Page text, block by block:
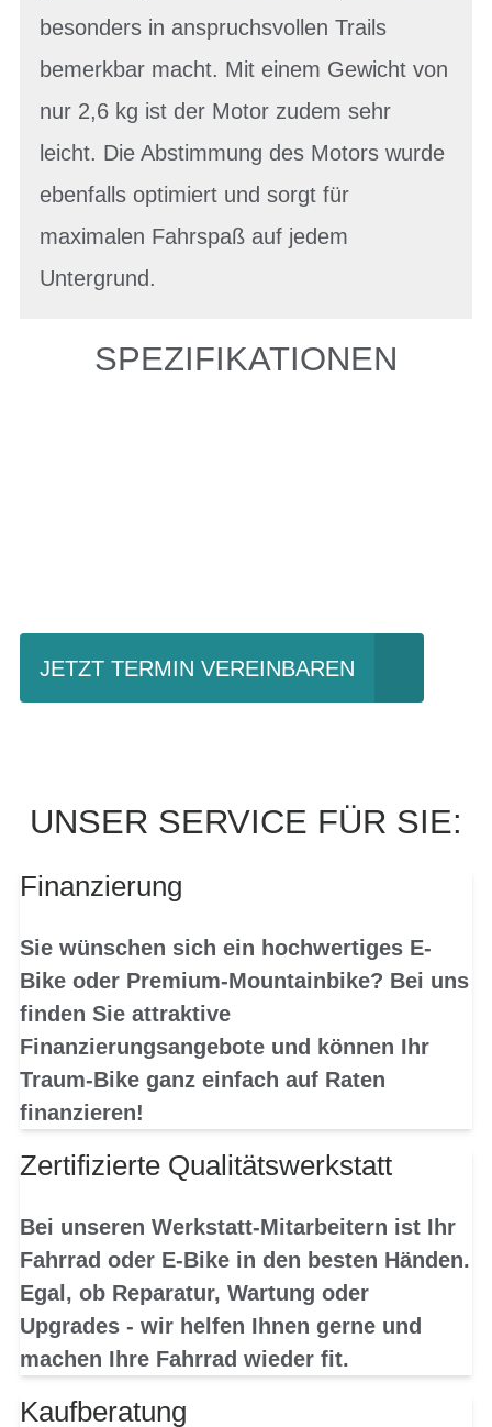
besonders in anspruchsvollen Trails
bemerkbar macht. Mit einem Gewicht von
nur 2,6 kg ist der Motor zudem sehr
leicht. Die Abstimmung des Motors wurde
ebenfalls optimiert und sorgt für
maximalen Fahrspaß auf jedem
Untergrund.
SPEZIFIKATIONEN
JETZT TERMIN VEREINBAREN
UNSER SERVICE FÜR SIE:
Finanzierung
Sie wünschen sich ein hochwertiges E-
Bike oder Premium-Mountainbike? Bei uns
finden Sie attraktive
Finanzierungsangebote und können Ihr
Traum-Bike ganz einfach auf Raten
finanzieren!
Zertifizierte Qualitätswerkstatt
Bei unseren Werkstatt-Mitarbeitern ist Ihr
Fahrrad oder E-Bike in den besten Händen.
Egal, ob Reparatur, Wartung oder
Upgrades - wir helfen Ihnen gerne und
machen Ihre Fahrrad wieder fit.
Kaufberatung